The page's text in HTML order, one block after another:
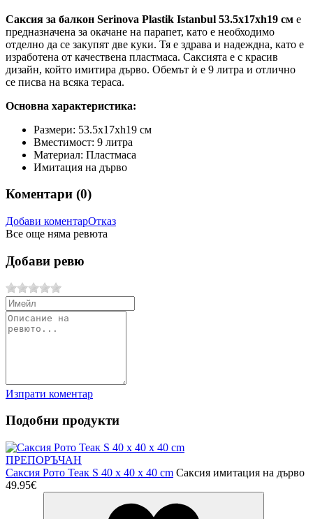
Саксия за балкон Serinova Plastik Istanbul 53.5x17xh19 см е
предназначена за окачане на парапет, като е необходимо
отделно да се закупят две куки. Тя е здрава и надеждна, като е
изработена от качествена пластмаса. Саксията е с красив
дизайн, който имитира дърво. Обемът ѝ е 9 литра и отлично
се писва на всяка тераса.
Основна характеристика:
Размери: 53.5x17xh19 см
Вместимост: 9 литра
Материал: Пластмаса
Имитация на дърво
Коментари (0)
Добави коментарОтказ
Все още няма ревюта
Добави ревю
Изпрати коментар
Подобни продукти
ПРЕПОРЪЧАН
Саксия Рото Теак S 40 x 40 x 40 cm Саксия имитация на дърво
49.95€